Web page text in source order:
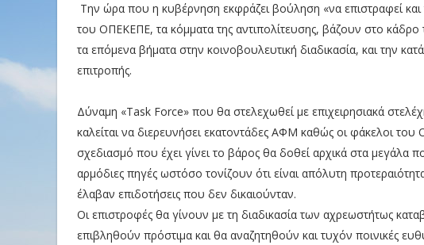
Την ώρα που η κυβέρνηση εκφράζει βούληση «να επιστραφεί
του ΟΠΕΚΕΠΕ, τα κόμματα της αντιπολίτευσης, βάζουν στο
τα επόμενα βήματα στην κοινοβουλευτική διαδικασία, και την
επιτροπής.
Δύναμη «Task Force» που θα στελεχωθεί με επιχειρησιακά
καλείται να διερευνήσει εκατοντάδες ΑΦΜ καθώς οι φάκελοι
σχεδιασμό που έχει γίνει το βάρος θα δοθεί αρχικά στα μεγάλα
αρμόδιες πηγές ωστόσο τονίζουν ότι είναι απόλυτη
έλαβαν επιδοτήσεις που δεν δικαιούνταν.
Οι επιστροφές θα γίνουν με τη διαδικασία των αχρεωστήτως
επιβληθούν πρόστιμα και θα αναζητηθούν και τυχόν ποινικές